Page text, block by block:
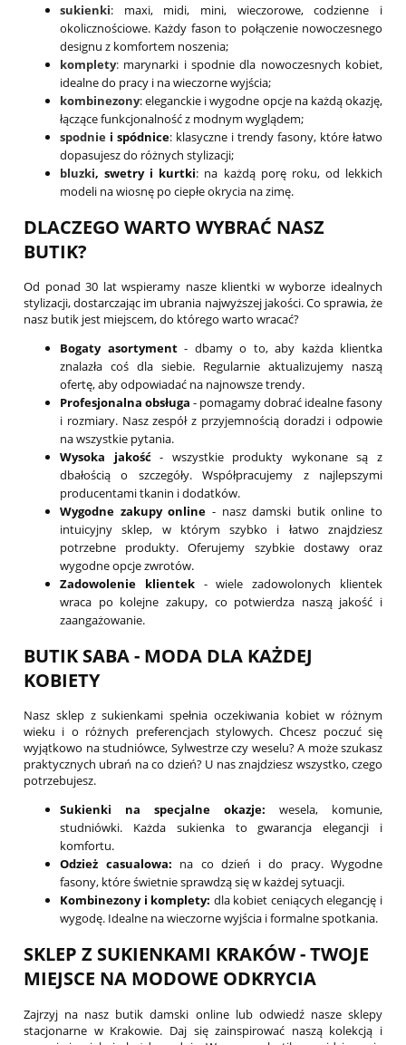
sukienki: maxi, midi, mini, wieczorowe, codzienne i
okolicznościowe. Każdy fason to połączenie nowoczesnego
designu z komfortem noszenia;
komplety: marynarki i spodnie dla nowoczesnych kobiet,
idealne do pracy i na wieczorne wyjścia;
kombinezony: eleganckie i wygodne opcje na każdą okazję,
łączące funkcjonalność z modnym wyglądem;
spodnie i spódnice: klasyczne i trendy fasony, które łatwo
dopasujesz do różnych stylizacji;
bluzki, swetry i kurtki: na każdą porę roku, od lekkich
modeli na wiosnę po ciepłe okrycia na zimę.
DLACZEGO WARTO WYBRAĆ NASZ
BUTIK?
Od ponad 30 lat wspieramy nasze klientki w wyborze idealnych
stylizacji, dostarczając im ubrania najwyższej jakości. Co sprawia, że
nasz butik jest miejscem, do którego warto wracać?
Bogaty asortyment- dbamy o to, aby każda klientka
znalazła coś dla siebie. Regularnie aktualizujemy naszą
ofertę, aby odpowiadać na najnowsze trendy.
Profesjonalna obsługa - pomagamy dobrać idealne fasony
i rozmiary. Nasz zespół z przyjemnością doradzi i odpowie
na wszystkie pytania.
Wysoka jakość- wszystkie produkty wykonane są z
dbałością o szczegóły. Współpracujemy z najlepszymi
producentami tkanin i dodatków.
Wygodne zakupy online - nasz damski butik online to
intuicyjny sklep, w którym szybko i łatwo znajdziesz
potrzebne produkty. Oferujemy szybkie dostawy oraz
wygodne opcje zwrotów.
Zadowolenie klientek- wiele zadowolonych klientek
wraca po kolejne zakupy, co potwierdza naszą jakość i
zaangażowanie.
BUTIK SABA - MODA DLA KAŻDEJ
KOBIETY
Nasz sklep z sukienkami spełnia oczekiwania kobiet w różnym
wieku i o różnych preferencjach stylowych. Chcesz poczuć się
wyjątkowo na studniówce, Sylwestrze czy weselu? A może szukasz
praktycznych ubrań na co dzień? U nas znajdziesz wszystko, czego
potrzebujesz.
Sukienki na specjalne okazje: wesela, komunie,
studniówki. Każda sukienka to gwarancja elegancji i
komfortu.
Odzież casualowa: na co dzień i do pracy. Wygodne
fasony, które świetnie sprawdzą się w każdej sytuacji.
Kombinezony i komplety: dla kobiet ceniących elegancję i
wygodę. Idealne na wieczorne wyjścia i formalne spotkania.
SKLEP Z SUKIENKAMI KRAKÓW - TWOJE
MIEJSCE NA MODOWE ODKRYCIA
Zajrzyj na nasz butik damski online lub odwiedź nasze sklepy
stacjonarne w Krakowie. Daj się zainspirować naszą kolekcją i